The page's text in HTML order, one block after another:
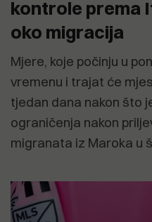
kontrole prema
oko migracija
Mjere, koje počinju u
vremenu i trajat će
tjedan dana nakon što
ograničenja nakon
migranata iz Maroka u